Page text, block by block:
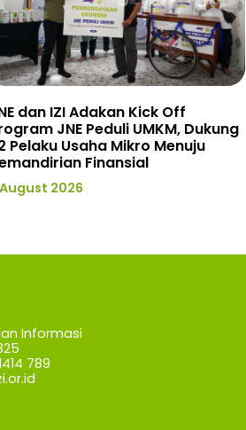
dan IZI Adakan Kick Off
JNE Peduli UMKM, Dukung
Pelaku Usaha Mikro Menuju
Finansial
2026
Informasi
789